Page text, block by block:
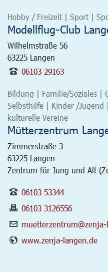
Hobby / Freizeit | Sport |
Modellflug-Club
Wilhelmstraße 56
63225 Langen
06103 29163
Bildung | Familie/Soziales |
Selbsthilfe | Kinder /
kulturelle Vereine
Mütterzentrum
Zimmerstraße 3
63225 Langen
Zentrum für Jung und Alt
06103 53344
06103 3126556
www.zenja-langen.de